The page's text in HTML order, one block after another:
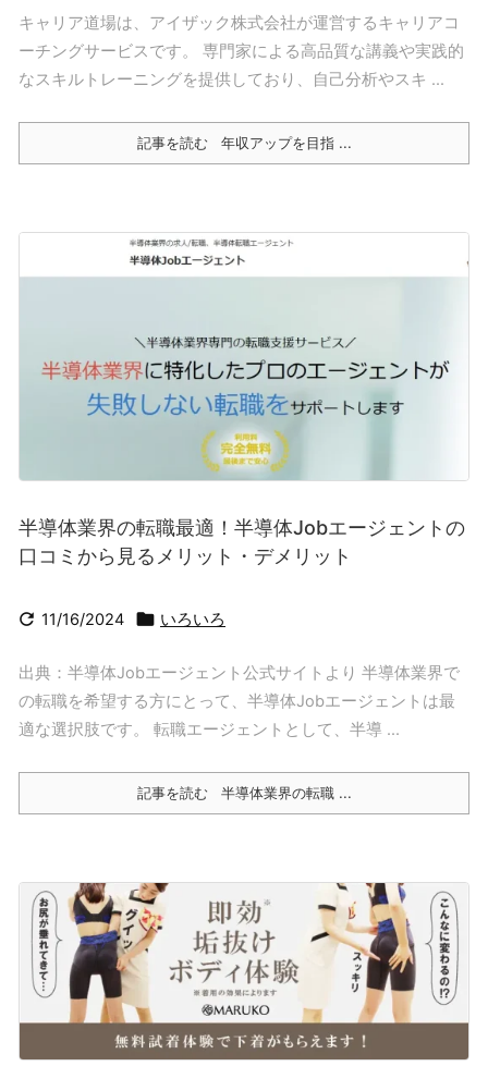
キャリア道場は、アイザック株式会社が運営するキャリアコ
ーチングサービスです。 専門家による高品質な講義や実践的
なスキルトレーニングを提供しており、自己分析やスキ ...
記事を読む 年収アップを目指 ...
半導体業界の転職最適！半導体Jobエージェントの
口コミから見るメリット・デメリット
 11/16/2024  いろいろ
出典：半導体Jobエージェント公式サイトより 半導体業界で
の転職を希望する方にとって、半導体Jobエージェントは最
適な選択肢です。 転職エージェントとして、半導 ...
記事を読む 半導体業界の転職 ...